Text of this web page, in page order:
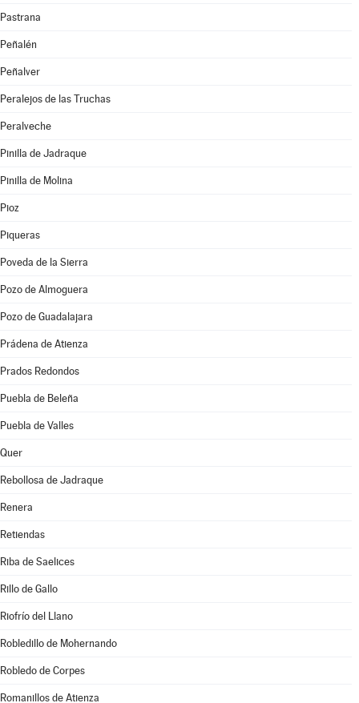
Pastrana
Peñalén
Peñalver
Peralejos de las Truchas
Peralveche
Pinilla de Jadraque
Pinilla de Molina
Pioz
Piqueras
Poveda de la Sierra
Pozo de Almoguera
Pozo de Guadalajara
Prádena de Atienza
Prados Redondos
Puebla de Beleña
Puebla de Valles
Quer
Rebollosa de Jadraque
Renera
Retiendas
Riba de Saelices
Rillo de Gallo
Riofrío del Llano
Robledillo de Mohernando
Robledo de Corpes
Romanillos de Atienza